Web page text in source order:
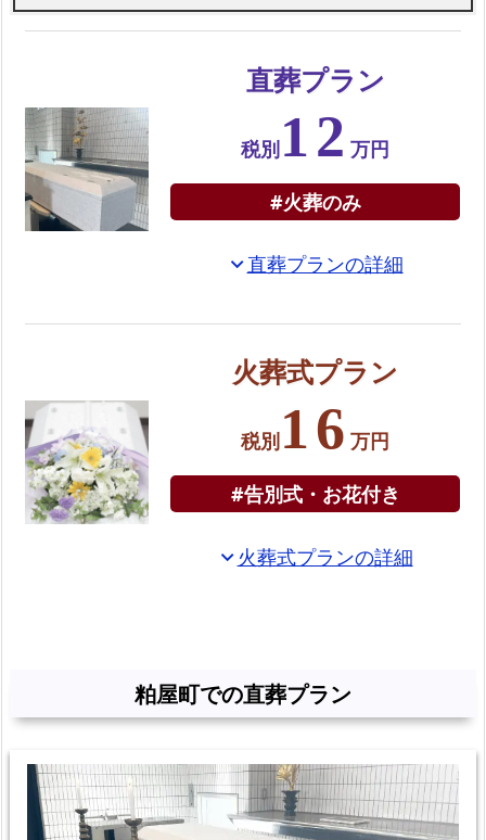
ン
ラ
お
別
葬
の
プ
直葬プラン
税別12 万円
#火葬のみ
expand_more直葬プランの詳細
火葬式プラン
税別16 万円
#告別式・お花付き
expand_more火葬式プランの詳細
粕屋町での直葬プラン